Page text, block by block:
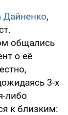
,
общались
о её
3-х
либо
к близким: